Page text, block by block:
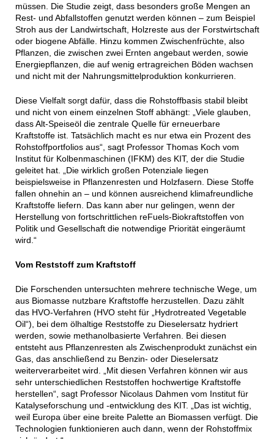
müssen. Die Studie zeigt, dass besonders große Mengen an
Rest- und Abfallstoffen genutzt werden können – zum Beispiel
Stroh aus der Landwirtschaft, Holzreste aus der Forstwirtschaft
oder biogene Abfälle. Hinzu kommen Zwischenfrüchte, also
Pflanzen, die zwischen zwei Ernten angebaut werden, sowie
Energiepflanzen, die auf wenig ertragreichen Böden wachsen
und nicht mit der Nahrungsmittelproduktion konkurrieren.
Diese Vielfalt sorgt dafür, dass die Rohstoffbasis stabil bleibt
und nicht von einem einzelnen Stoff abhängt: „Viele glauben,
dass Alt-Speiseöl die zentrale Quelle für erneuerbare
Kraftstoffe ist. Tatsächlich macht es nur etwa ein Prozent des
Rohstoffportfolios aus“, sagt Professor Thomas Koch vom
Institut für Kolbenmaschinen (IFKM) des KIT, der die Studie
geleitet hat. „Die wirklich großen Potenziale liegen
beispielsweise in Pflanzenresten und Holzfasern. Diese Stoffe
fallen ohnehin an – und können ausreichend klimafreundliche
Kraftstoffe liefern. Das kann aber nur gelingen, wenn der
Herstellung von fortschrittlichen reFuels-Biokraftstoffen von
Politik und Gesellschaft die notwendige Priorität eingeräumt
wird.“
Vom Reststoff zum Kraftstoff
Die Forschenden untersuchten mehrere technische Wege, um
aus Biomasse nutzbare Kraftstoffe herzustellen. Dazu zählt
das HVO-Verfahren (HVO steht für „Hydrotreated Vegetable
Oil“), bei dem ölhaltige Reststoffe zu Dieselersatz hydriert
werden, sowie methanolbasierte Verfahren. Bei diesen
entsteht aus Pflanzenresten als Zwischenprodukt zunächst ein
Gas, das anschließend zu Benzin- oder Dieselersatz
weiterverarbeitet wird. „Mit diesen Verfahren können wir aus
sehr unterschiedlichen Reststoffen hochwertige Kraftstoffe
herstellen“, sagt Professor Nicolaus Dahmen vom Institut für
Katalyseforschung und -entwicklung des KIT. „Das ist wichtig,
weil Europa über eine breite Palette an Biomassen verfügt. Die
Technologien funktionieren auch dann, wenn der Rohstoffmix